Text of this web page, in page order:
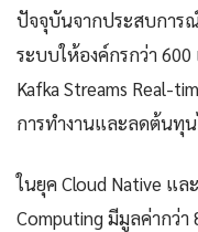
ปัจจุบันจากประสบการ
ระบบให้องค์กรกว่า
Kafka Streams Real-
การทำงานและลดต้นทุ
ในยุค Cloud Native แล
Computing มีมูลค่ากว่า